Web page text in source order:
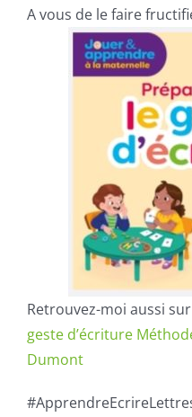
A vous de le faire
Retrouvez-moi aussi
geste d’écriture
Dumont